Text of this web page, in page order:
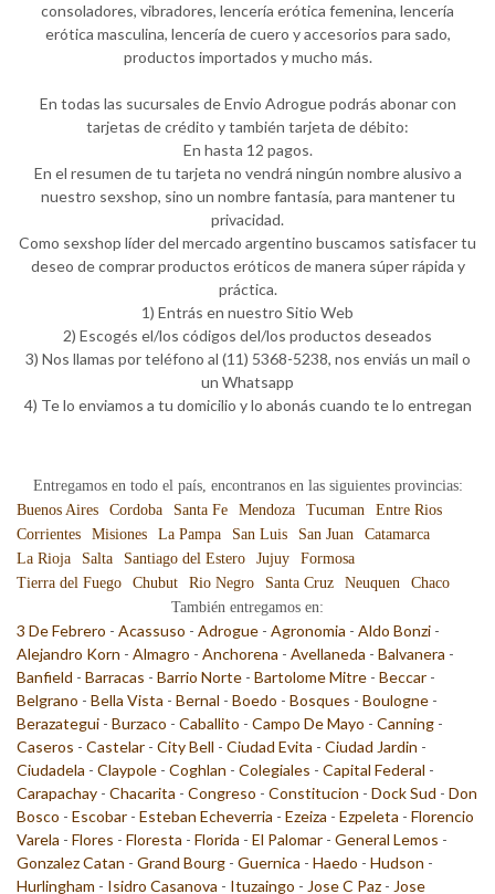
consoladores, vibradores, lencería erótica femenina, lencería
erótica masculina, lencería de cuero y accesorios para sado,
productos importados y mucho más.
En todas las sucursales de Envio Adrogue podrás abonar con
tarjetas de crédito y también tarjeta de débito:
En hasta 12 pagos.
En el resumen de tu tarjeta no vendrá ningún nombre alusivo a
nuestro sexshop, sino un nombre fantasía, para mantener tu
privacidad.
Como sexshop líder del mercado argentino buscamos satisfacer tu
deseo de comprar productos eróticos de manera súper rápida y
práctica.
1) Entrás en nuestro Sitio Web
2) Escogés el/los códigos del/los productos deseados
3) Nos llamas por teléfono al (11) 5368-5238, nos enviás un mail o
un Whatsapp
4) Te lo enviamos a tu domicilio y lo abonás cuando te lo entregan
Entregamos en todo el país, encontranos en las siguientes provincias:
Buenos Aires
Cordoba Santa Fe Mendoza Tucuman
Entre Rios
Corrientes
Misiones La Pampa San Luis San Juan
Catamarca
La Rioja
Salta Santiago del Estero Jujuy
Formosa
Tierra del Fuego
Chubut Rio Negro Santa Cruz Neuquen
Chaco
También entregamos en:
3 De Febrero - Acassuso - Adrogue - Agronomia - Aldo Bonzi -
Alejandro Korn - Almagro - Anchorena - Avellaneda - Balvanera -
Banfield - Barracas - Barrio Norte - Bartolome Mitre - Beccar -
Belgrano - Bella Vista - Bernal - Boedo - Bosques - Boulogne -
Berazategui - Burzaco - Caballito - Campo De Mayo - Canning -
Caseros - Castelar - City Bell - Ciudad Evita - Ciudad Jardin -
Ciudadela - Claypole - Coghlan - Colegiales - Capital Federal -
Carapachay - Chacarita - Congreso - Constitucion - Dock Sud - Don
Bosco - Escobar - Esteban Echeverria - Ezeiza - Ezpeleta - Florencio
Varela - Flores - Floresta - Florida - El Palomar - General Lemos -
Gonzalez Catan - Grand Bourg - Guernica - Haedo - Hudson -
Hurlingham - Isidro Casanova - Ituzaingo - Jose C Paz - Jose